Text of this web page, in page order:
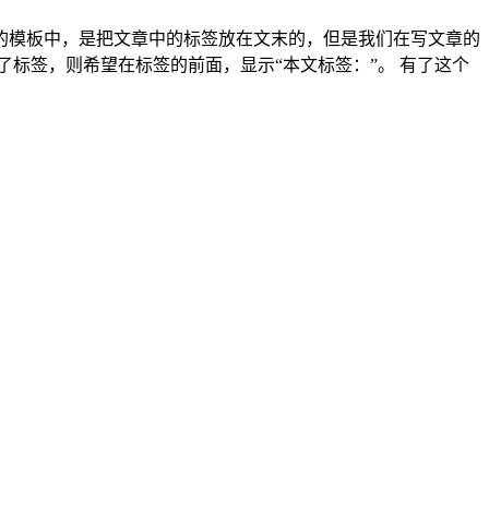
模板中，是把文章中的标签放在文末的，但是我们在写文章的
签，则希望在标签的前面，显示“本文标签：”。 有了这个